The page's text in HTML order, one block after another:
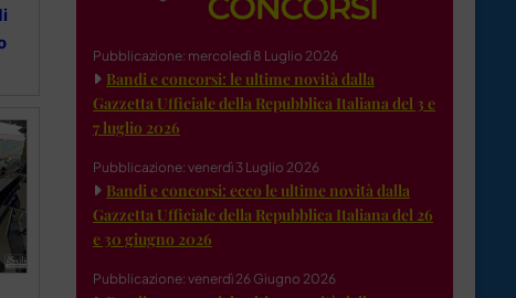
Pubblicazione: mercoledì 8 Luglio 2026
Bandi e concorsi: le ultime novità dalla
Gazzetta Ufficiale della Repubblica Italiana del 3 e
7 luglio 2026
Pubblicazione: venerdì 3 Luglio 2026
Bandi e concorsi: ecco le ultime novità dalla
Gazzetta Ufficiale della Repubblica Italiana del 26
e 30 giugno 2026
Pubblicazione: venerdì 26 Giugno 2026